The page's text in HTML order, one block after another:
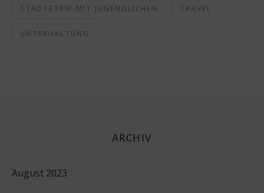
STÄDTETRIP MIT JUGENDLICHEN TRAVEL
UNTERHALTUNG
ARCHIV
August 2023